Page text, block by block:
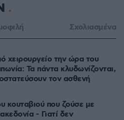
Σχολιασμένα
χειρουργείο την ώρα του
Τα πάντα κλυδωνίζονται,
τον ασθενή
κουταβιού που ζούσε με
- Γιατί δεν